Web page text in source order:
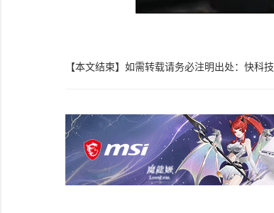
【本文结束】如需转载请务必注明出处：快科技